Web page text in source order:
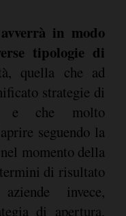
in modo
tipologie di
quella che ad
strategie di
e che molto
seguendo la
momento della
di risultato
invece,
di apertura,